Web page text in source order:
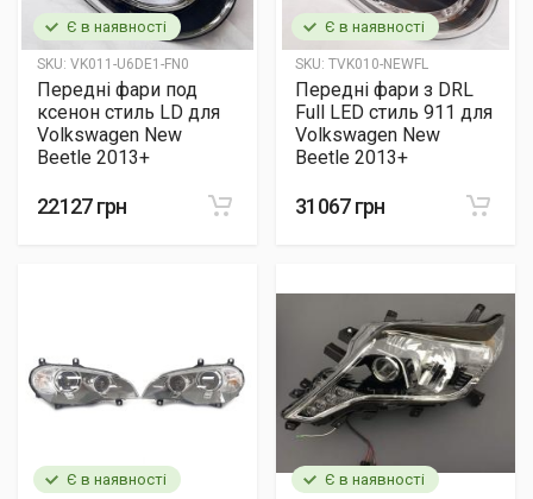
Є в наявності
SKU: VK011-U6DE1-FN0
Передні фари под
ксенон стиль LD для
Volkswagen New
Beetle 2013+
22127 грн
Є в наявності
SKU: TVK010-NEWFL
Передні фари з DRL
Full LED стиль 911 для
Volkswagen New
Beetle 2013+
31067 грн
Є в наявності Є в наявності